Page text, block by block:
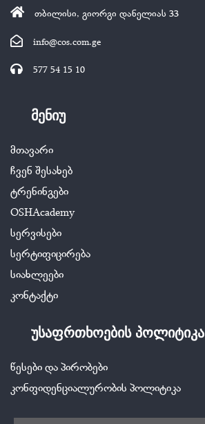
თბილისი, გიორგი დანელიას 33
info@cos.com.ge
577 54 15 10
მენიუ
მთავარი
ჩვენ შესახებ
ტრენინგები
OSHAcademy
სერვისები
სერტიფიცირება
სიახლეები
კონტაქტი
უსაფრთხოების პოლიტიკა
წესები და პირობები
კონფიდენციალურობის პოლიტიკა